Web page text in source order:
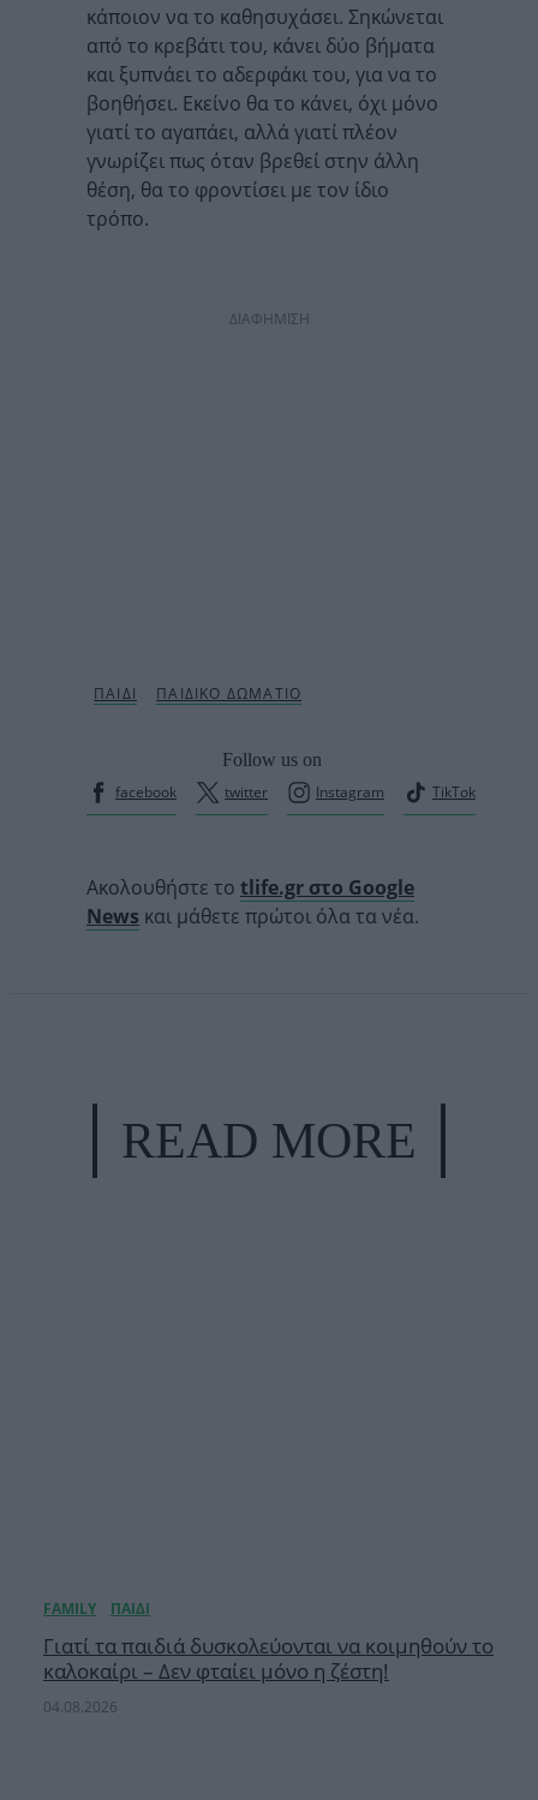
κάποιον να το καθησυχάσει. Σηκώνεται
από το κρεβάτι του, κάνει δύο βήματα
και ξυπνάει το αδερφάκι του, για να το
βοηθήσει. Εκείνο θα το κάνει, όχι μόνο
γιατί το αγαπάει, αλλά γιατί πλέον
γνωρίζει πως όταν βρεθεί στην άλλη
θέση, θα το φροντίσει με τον ίδιο
τρόπο.
ΔΙΑΦΗΜΙΣΗ
Follow us on
facebook
twitter Instagram TikTok
Ακολουθήστε το tlife.gr στο Google
News και μάθετε πρώτοι όλα τα νέα.
READ MORE
Γιατί τα παιδιά δυσκολεύονται να κοιμηθούν το
καλοκαίρι – Δεν φταίει μόνο η ζέστη!
04.08.2026